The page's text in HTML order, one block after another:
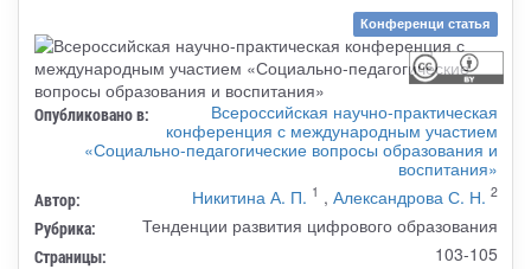
Конференци статья
Опубликовано в:
Всероссийская научно-практическая
конференция с международным участием
«Социально-педагогические вопросы образования и
воспитания»
Автор: Никитина А. П. 1 , Александрова С. Н. 2
Рубрика: Тенденции развития цифрового образования
Страницы: 103-105